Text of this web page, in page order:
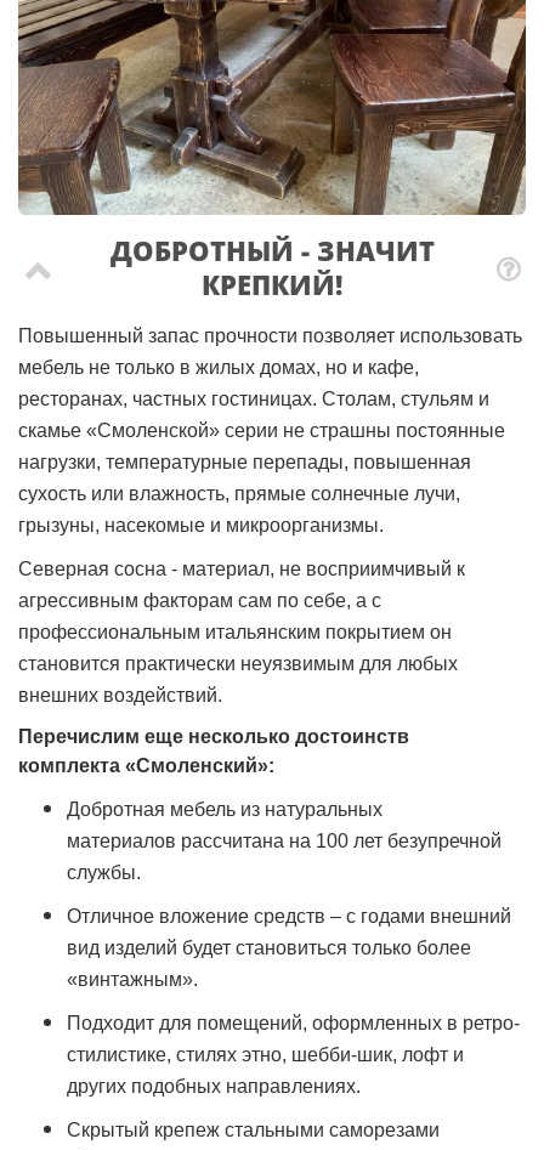
ДОБРОТНЫЙ - ЗНАЧИТ
КРЕПКИЙ!
Повышенный запас прочности позволяет использовать
мебель не только в жилых домах, но и кафе,
ресторанах, частных гостиницах. Столам, стульям и
скамье «Смоленской» серии не страшны постоянные
нагрузки, температурные перепады, повышенная
сухость или влажность, прямые солнечные лучи,
грызуны, насекомые и микроорганизмы.
Северная сосна - материал, не восприимчивый к
агрессивным факторам сам по себе, а с
профессиональным итальянским покрытием он
становится практически неуязвимым для любых
внешних воздействий.
Перечислим еще несколько достоинств
комплекта «Смоленский»:
Добротная мебель из натуральных
материалов рассчитана на 100 лет безупречной
службы.
Отличное вложение средств – с годами внешний
вид изделий будет становиться только более
«винтажным».
Подходит для помещений, оформленных в ретро-
стилистике, стилях этно, шебби-шик, лофт и
других подобных направлениях.
Скрытый крепеж стальными саморезами